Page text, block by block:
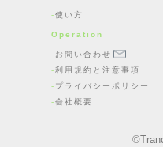
使い方
Operation
お問い合わせ
利用規約と注意事項
プライバシーポリシー
会社概要
©